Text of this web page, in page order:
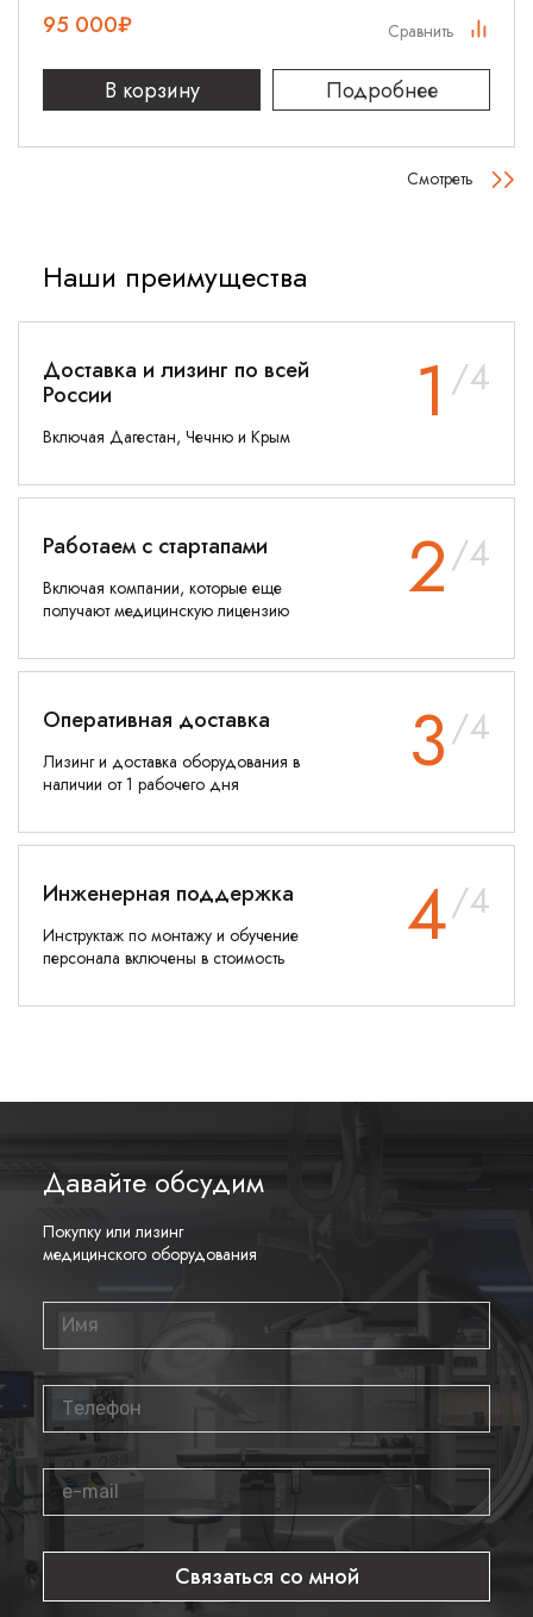
95 000₽
В корзину Подробнее
Сравнить
Смотреть
Наши преимущества
1 /4
Доставка и лизинг по всей
России
Включая Дагестан, Чечню и Крым
2/4
Работаем с стартапами
Включая компании, которые еще
получают медицинскую лицензию
3/4
Оперативная доставка
Лизинг и доставка оборудования в
наличии от 1 рабочего дня
4/4
Инженерная поддержка
Инструктаж по монтажу и обучение
персонала включены в стоимость
Давайте обсудим
Покупку или лизинг
медицинского оборудования
Связаться со мной